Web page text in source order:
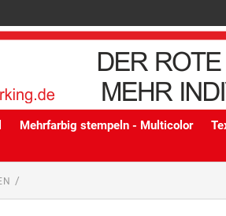
Mehrfarbig stempeln - Multicolor